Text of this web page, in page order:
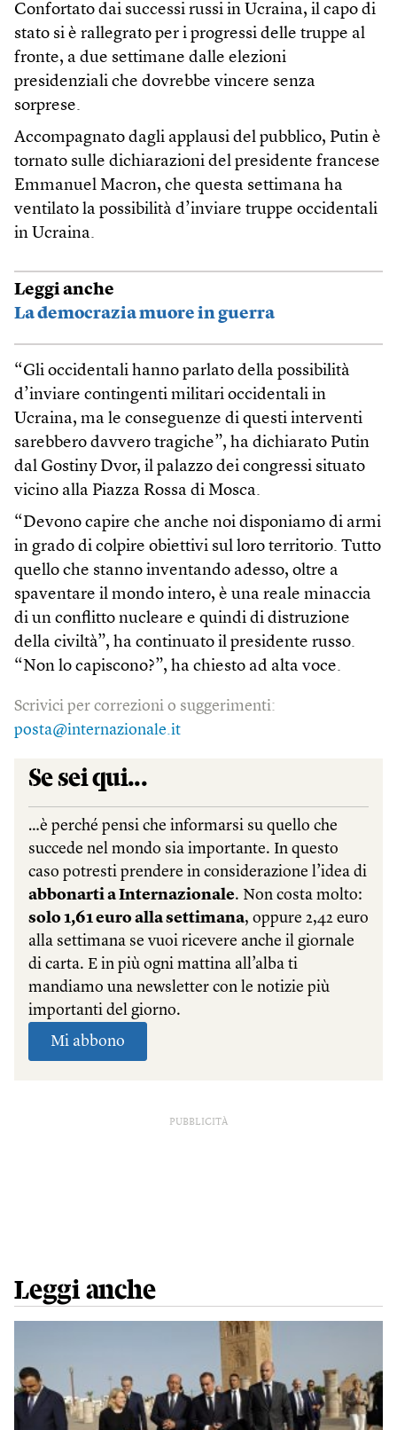
Confortato dai successi russi in Ucraina, il capo di
stato si è rallegrato per i progressi delle truppe al
fronte, a due settimane dalle elezioni
presidenziali che dovrebbe vincere senza
sorprese.
Accompagnato dagli applausi del pubblico, Putin è
tornato sulle dichiarazioni del presidente francese
Emmanuel Macron, che questa settimana ha
ventilato la possibilità d’inviare truppe occidentali
in Ucraina.
Leggi anche
La democrazia muore in guerra
“Gli occidentali hanno parlato della possibilità
d’inviare contingenti militari occidentali in
Ucraina, ma le conseguenze di questi interventi
sarebbero davvero tragiche”, ha dichiarato Putin
dal Gostiny Dvor, il palazzo dei congressi situato
vicino alla Piazza Rossa di Mosca.
“Devono capire che anche noi disponiamo di armi
in grado di colpire obiettivi sul loro territorio. Tutto
quello che stanno inventando adesso, oltre a
spaventare il mondo intero, è una reale minaccia
di un conflitto nucleare e quindi di distruzione
della civiltà”, ha continuato il presidente russo.
“Non lo capiscono?”, ha chiesto ad alta voce.
Scrivici per correzioni o suggerimenti:
posta@internazionale.it
PUBBLICITÀ
Leggi anche